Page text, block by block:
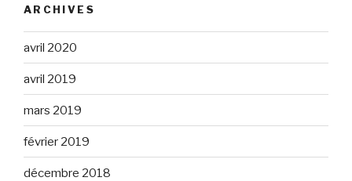
ARCHIVES
avril 2020
avril 2019
mars 2019
février 2019
décembre 2018